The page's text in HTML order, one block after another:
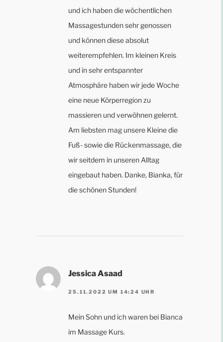
und ich haben die wöchentlichen
Massagestunden sehr genossen
und können diese absolut
weiterempfehlen. Im kleinen Kreis
und in sehr entspannter
Atmosphäre haben wir jede Woche
eine neue Körperregion zu
massieren und verwöhnen gelernt.
Am liebsten mag unsere Kleine die
Fuß- sowie die Rückenmassage, die
wir seitdem in unseren Alltag
eingebaut haben. Danke, Bianka, für
die schönen Stunden!
Jessica Asaad
25.11.2022 UM 14:24 UHR
Mein Sohn und ich waren bei Bianca
im Massage Kurs.